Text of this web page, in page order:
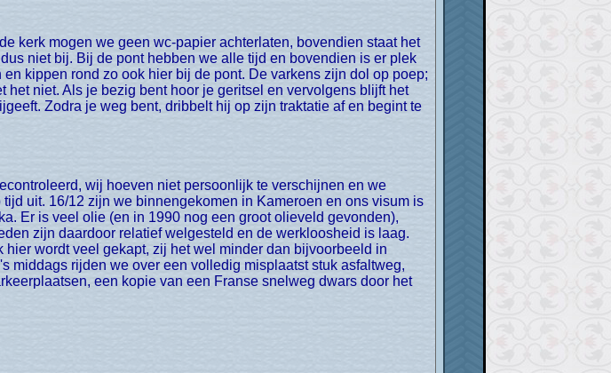
niet bij. Bij de pont hebben we alle tijd en bovendien is er plek
kippen rond zo ook hier bij de pont. De varkens zijn dol op poep;
niet. Als je bezig bent hoor je geritsel en vervolgens blijft het
Zodra je weg bent, dribbelt hij op zijn traktatie af en begint te
uit. 16/12 zijn we binnengekomen in Kameroen en ons visum is
Er is veel olie (en in 1990 nog een groot olieveld gevonden),
zijn daardoor relatief welgesteld en de werkloosheid is laag.
wordt veel gekapt, zij het wel minder dan bijvoorbeeld in
middags rijden we over een volledig misplaatst stuk asfaltweg,
een kopie van een Franse snelweg dwars door het